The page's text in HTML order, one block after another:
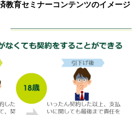
教育セミナーコンテンツのイメージ